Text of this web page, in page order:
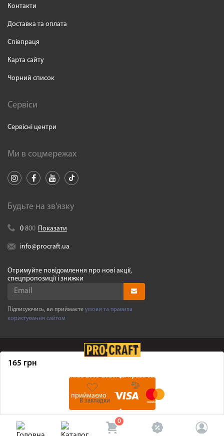
165 грн
В закладки
Контакти
Доставка та оплата
Співпраця
Карта сайту
Чорний список
Сервіси
Сервісні центри
Ми в соцмережах
Будьте на зв'язку
0 800 Показати
info@procraft.ua
Отримуйте повідомлення про нові акції,
спецпропозиції і знижки
Підписуючись, ви приймаєте умови та правила
користування сайтом
Procraft.ua2005-2026. Усі права захищенні
Ми приймаємо
0